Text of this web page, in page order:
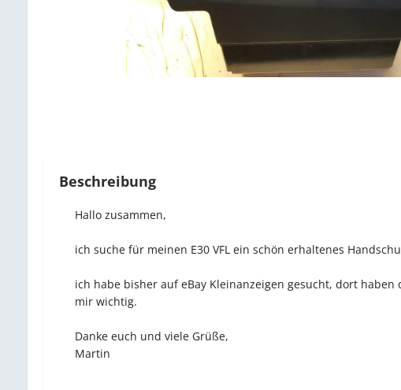
Beschreibung
Hallo zusammen,
ich suche für meinen E30 VFL ein schön erhaltenes
ich habe bisher auf eBay Kleinanzeigen gesucht, dort
mir wichtig.
Danke euch und viele Grüße,
Martin